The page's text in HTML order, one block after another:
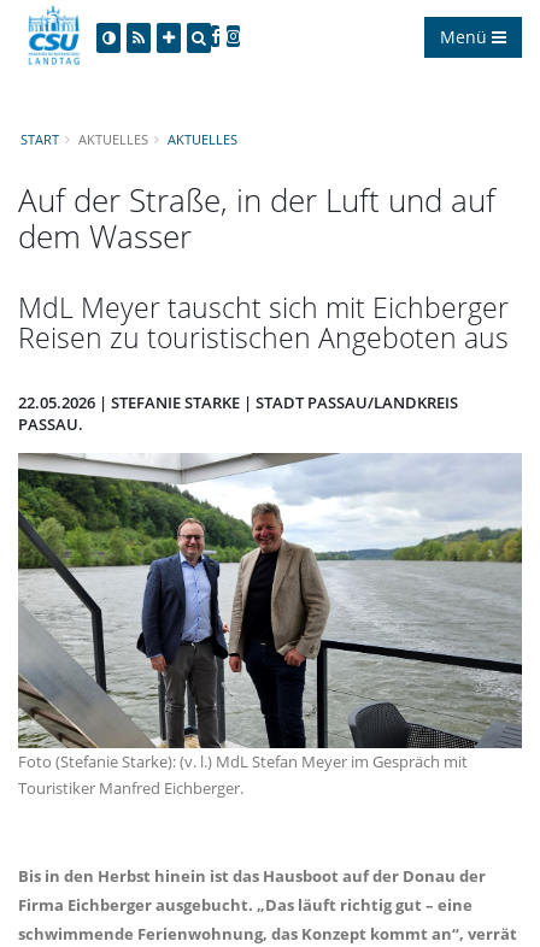
Menü
START AKTUELLES AKTUELLES
Auf der Straße, in der Luft und auf
dem Wasser
MdL Meyer tauscht sich mit Eichberger
Reisen zu touristischen Angeboten aus
22.05.2026 | STEFANIE STARKE | STADT PASSAU/LANDKREIS
PASSAU.
Foto (Stefanie Starke): (v. l.) MdL Stefan Meyer im Gespräch mit
Touristiker Manfred Eichberger.
Bis in den Herbst hinein ist das Hausboot auf der Donau der
Firma Eichberger ausgebucht. „Das läuft richtig gut – eine
schwimmende Ferienwohnung, das Konzept kommt an“, verrät